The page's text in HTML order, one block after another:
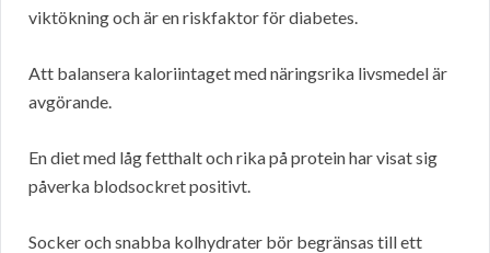
viktökning och är en riskfaktor för diabetes.
Att balansera kaloriintaget med näringsrika livsmedel är
avgörande.
En diet med låg fetthalt och rika på protein har visat sig
påverka blodsockret positivt.
Socker och snabba kolhydrater bör begränsas till ett